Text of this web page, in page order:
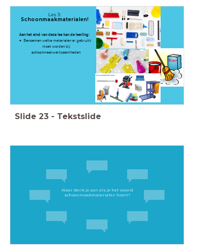
Les 3:
Schoonmaakmaterialen!
Aan het eind van deze les kan de leerling:
Benoemen welke materialen er gebruikt
moet worden bij
schoonmaakwerkzaamheden
Slide 23 - Tekstslide
Waar denk je aan als je het woord
schoonmaakmaterialen hoort?